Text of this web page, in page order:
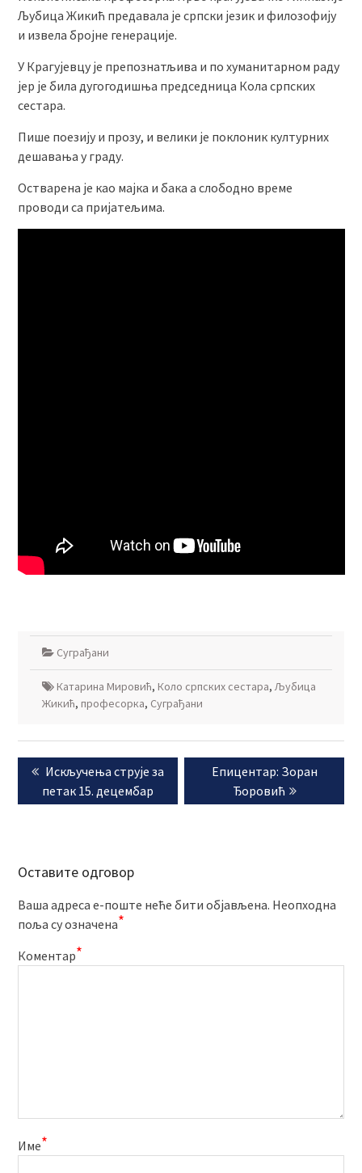
Љубица Жикић предавала је српски језик и филозофију
и извела бројне генерације.
У Крагујевцу је препознатљива и по хуманитарном раду
јер је била дугогодишња председница Кола српских
сестара.
Пише поезију и прозу, и велики је поклоник културних
дешавања у граду.
Остварена је као мајка и бака а слободно време
проводи са пријатељима.
Суграђани
Катарина Мировић, Коло српских сестара,Љубица
Жикић, професорка, Суграђани
Кретање
чланкаPrevious
post:
Искључења струје за
петак 15. децембар
Next
post:
Епицентар: Зоран
Ђоровић
Оставите одговор
Ваша адреса е-поште неће бити објављена. Неопходна
поља су означена*
Коментар*
Име*